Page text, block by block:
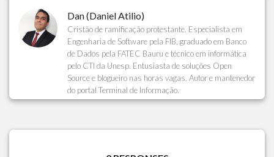
Dan (Daniel Atilio)
Cristão de ramificação protestante. Especialista em
Engenharia de Software pela FIB, graduado em Banco
de Dados pela FATEC Bauru e técnico em informática
pelo CTI da Unesp. Entusiasta de soluções Open
Source e blogueiro nas horas vagas. Autor e mantenedor
do portal Terminal de Informação.